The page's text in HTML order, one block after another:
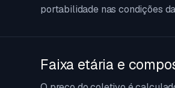
portabilidade nas condições
Faixa etária e